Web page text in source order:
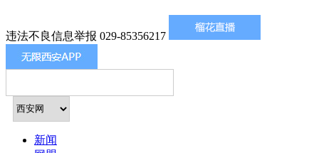
违法不良信息举报 029-85356217
新闻